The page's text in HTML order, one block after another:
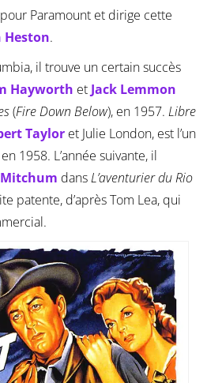
Paramount et dirige cette
Heston.
il trouve un certain succès
Hayworth et Jack Lemmon
(Fire Down Below), en 1957. Libre
Tayloret Julie London, est l’un
1958. L’année suivante, il
Mitchum dansL’aventurier du Rio
patente, d’après Tom Lea, qui